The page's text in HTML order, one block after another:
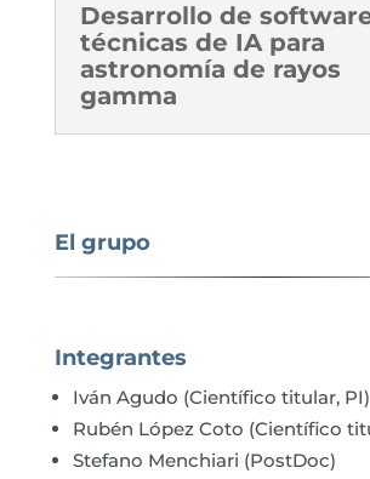
Desarrollo de
técnicas de IA para
astronomía de rayos
gamma
El grupo
Integrantes
Iván Agudo (Científico titular, PI)
Rubén López Coto (Científico
Stefano Menchiari (PostDoc)